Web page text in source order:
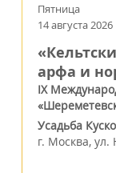
Пятница
14 августа 2026
арфа и
IX
Усадьба
г. Москва, ул.